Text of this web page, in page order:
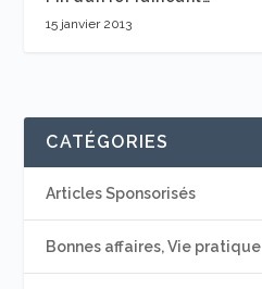
15 janvier 2013
CATÉGORIES
Articles Sponsorisés
Bonnes affaires, Vie pratique